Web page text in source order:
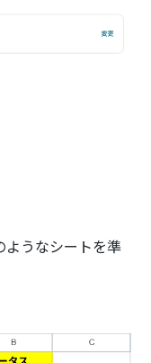
うなシートを準